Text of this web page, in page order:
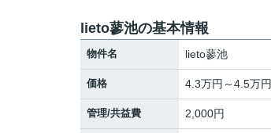
lieto蓼池の基本情報
物件名 lieto蓼池
価格 4.3万円～4.5万円
管理/共益費 2,000円